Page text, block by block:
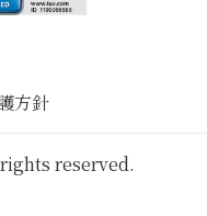
方針
reserved.